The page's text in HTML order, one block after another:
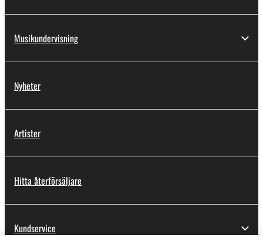
Musikundervisning
Nyheter
Artister
Hitta återförsäljare
Kundservice